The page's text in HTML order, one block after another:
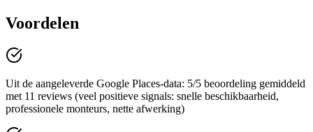
Voordelen
Uit de aangeleverde Google Places-data: 5/5 beoordeling gemiddeld
met 11 reviews (veel positieve signals: snelle beschikbaarheid,
professionele monteurs, nette afwerking)